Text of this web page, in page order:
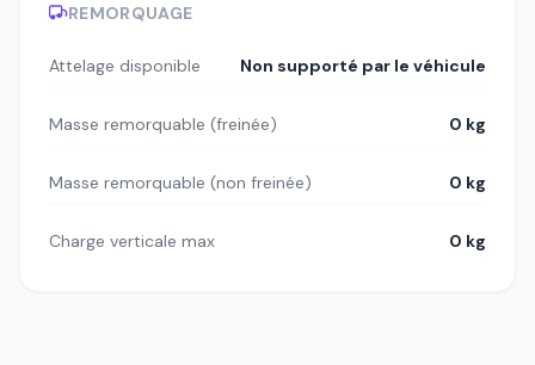
REMORQUAGE
Attelage disponible Non supporté par le véhicule
Masse remorquable (freinée) 0 kg
Masse remorquable (non freinée) 0 kg
Charge verticale max 0 kg